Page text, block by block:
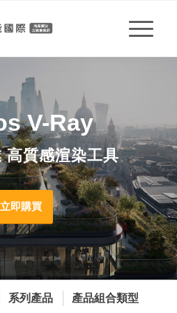
V-Ray
高質感渲染工具
立即購買
系列產品 產品組合類型